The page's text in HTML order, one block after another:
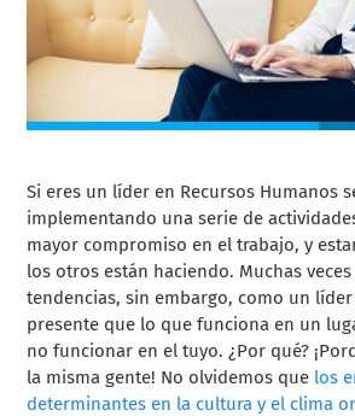
Si eres un líder en Recursos Humanos
implementando una serie de
mayor compromiso en el trabajo, y
los otros están haciendo. Muchas
tendencias, sin embargo, como un
presente que lo que funciona en un
no funcionar en el tuyo. ¿Por qué?
la misma gente! No olvidemos que los
determinantes en la cultura y el clima